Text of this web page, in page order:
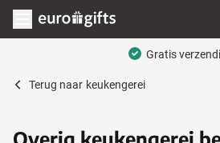
Ga naar de inhoud
Menu openen
Terug naar keukengerei
Overig keukengerei